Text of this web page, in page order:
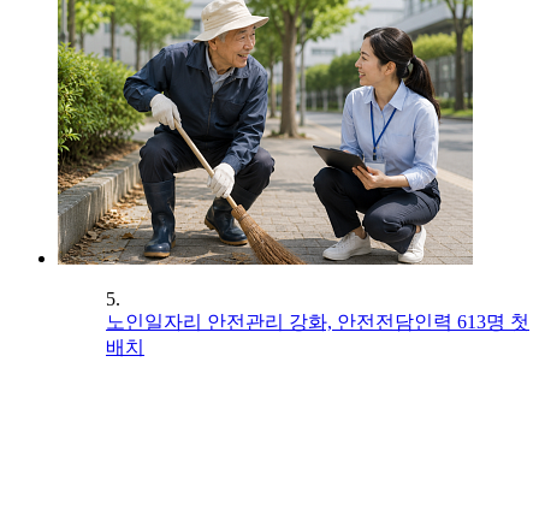
5.
노인일자리 안전관리 강화, 안전전담인력 613명 첫
배치